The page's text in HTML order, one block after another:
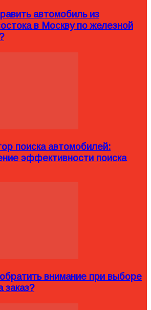
автомобиль из
в Москву по железной
поиска автомобилей:
эффективности поиска
внимание при выборе
заказ?